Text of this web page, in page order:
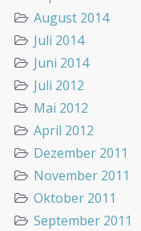
August 2014
Juli 2014
Juni 2014
Juli 2012
Mai 2012
April 2012
Dezember 2011
November 2011
Oktober 2011
September 2011